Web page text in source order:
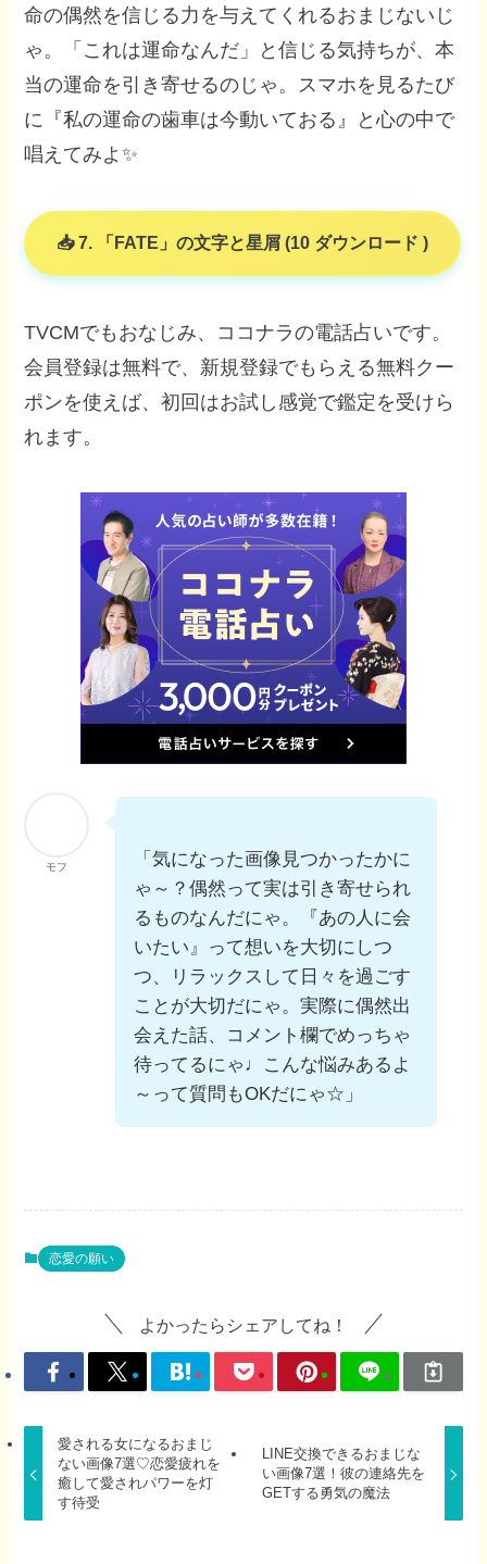
命の偶然を信じる力を与えてくれるおまじないじ
ゃ。「これは運命なんだ」と信じる気持ちが、本
当の運命を引き寄せるのじゃ。スマホを見るたび
に『私の運命の歯車は今動いておる』と心の中で
唱えてみよ✨
7. 「FATE」の文字と星屑 (10 ダウンロード )
TVCMでもおなじみ、ココナラの電話占いです。
会員登録は無料で、新規登録でもらえる無料クー
ポンを使えば、初回はお試し感覚で鑑定を受けら
れます。
モフ
「気になった画像見つかったかに
ゃ～？偶然って実は引き寄せられ
るものなんだにゃ。『あの人に会
いたい』って想いを大切にしつ
つ、リラックスして日々を過ごす
ことが大切だにゃ。実際に偶然出
会えた話、コメント欄でめっちゃ
待ってるにゃ♩こんな悩みあるよ
～って質問もOKだにゃ☆」
恋愛の願い
よかったらシェアしてね！
愛される女になるおまじ
ない画像7選♡恋愛疲れを
癒して愛されパワーを灯
す待受
LINE交換できるおまじな
い画像7選！彼の連絡先を
GETする勇気の魔法